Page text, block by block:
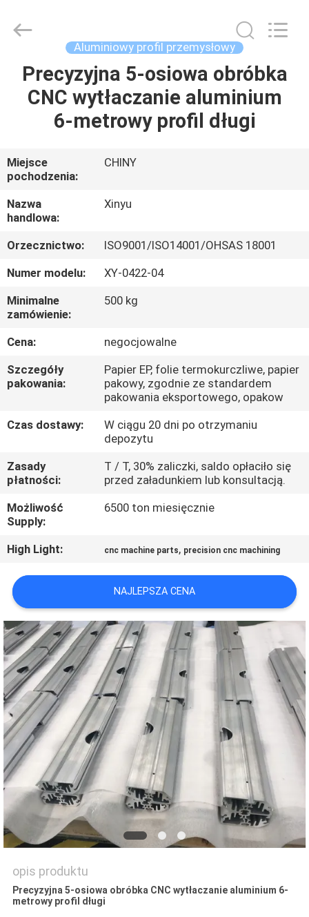
DOM
PRODUKTY
POKAZ
VR
O
NAS
WYCIECZKA
PO
FABRYCE
KONTROLA
SIĘ
Z
NAMI
AKTUALNOŚCI
POPROSIĆ
O
WYCENĘ
SITEMAP
PRIVACY
POLICY
Rights
Aluminiowy profil przemysłowy
Precyzyjna 5-osiowa obróbka
CNC wytłaczanie aluminium
6-metrowy profil długi
Miejsce
pochodzenia:
CHINY
Nazwa
handlowa:
Xinyu
Orzecznictwo:
ISO9001/ISO14001/OHSAS 18001
Numer modelu:
XY-0422-04
Minimalne
zamówienie:
500 kg
Cena:
negocjowalne
Szczegóły
pakowania:
Papier EP, folie termokurczliwe, papier
pakowy, zgodnie ze standardem
pakowania eksportowego, opakow
Czas dostawy:
W ciągu 20 dni po otrzymaniu
depozytu
Zasady
płatności:
T / T, 30% zaliczki, saldo opłaciło się
przed załadunkiem lub konsultacją.
Możliwość
Supply:
6500 ton miesięcznie
High Light: cnc machine parts, precision cnc machining
NAJLEPSZA CENA
opis produktu
Precyzyjna 5-osiowa obróbka CNC wytłaczanie aluminium 6-
metrowy profil długi